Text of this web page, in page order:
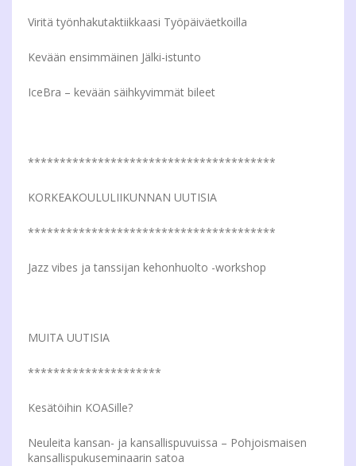
Viritä työnhakutaktiikkaasi Työpäiväetkoilla
Kevään ensimmäinen Jälki-istunto
IceBra – kevään säihkyvimmät bileet
***************************************
KORKEAKOULULIIKUNNAN UUTISIA
***************************************
Jazz vibes ja tanssijan kehonhuolto -workshop
MUITA UUTISIA
*********************
Kesätöihin KOASille?
Neuleita kansan- ja kansallispuvuissa – Pohjoismaisen
kansallispukuseminaarin satoa